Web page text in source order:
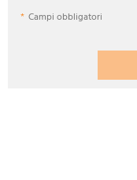
Campi obbligatori